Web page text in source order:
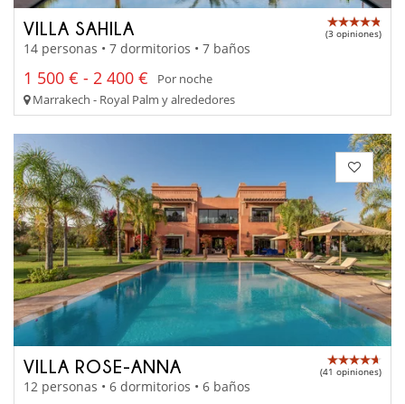
VILLA SAHILA (3 opiniones)
14 personas • 7 dormitorios • 7 baños
1 500 € - 2 400 €
Por noche
Marrakech - Royal Palm y alrededores
VILLA ROSE-ANNA (41 opiniones)
12 personas • 6 dormitorios • 6 baños